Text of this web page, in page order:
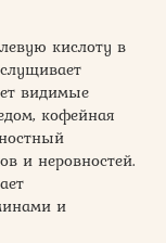
кислоту в
видимые
кофейная
и неровностей.
и